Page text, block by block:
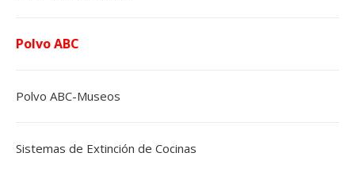
Polvo ABC
Polvo ABC-Museos
Sistemas de Extinción de Cocinas